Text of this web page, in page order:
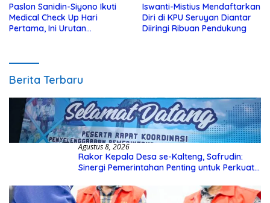
Paslon Sanidin-Siyono Ikuti
Medical Check Up Hari
Pertama, Ini Urutan
Iswanti-Mistius Mendaftarkan
Diri di KPU Seruyan Diantar
Diiringi Ribuan Pendukung
Berita Terbaru
Agustus 8, 2026
Rakor Kepala Desa se-Kalteng, Safrudin:
Sinergi Pemerintahan Penting untuk Perkuat